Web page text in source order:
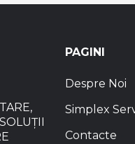
PAGINI
Despre Noi
Simplex
Contacte